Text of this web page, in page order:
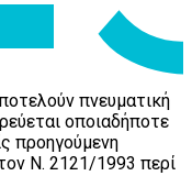
πνευματική
οποιαδήποτε
προηγούμενη
Ν. 2121/1993 περί